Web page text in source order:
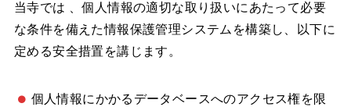
当寺では 、個人情報の適切な取り扱いにあたって必要
な条件を備えた情報保護管理システムを構築し、以下に
定める安全措置を講じます。
個人情報にかかるデータベースへのアクセス権を限